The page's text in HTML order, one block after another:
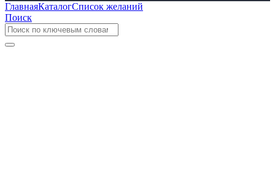
ГлавнаяКаталогСписок желаний
Поиск